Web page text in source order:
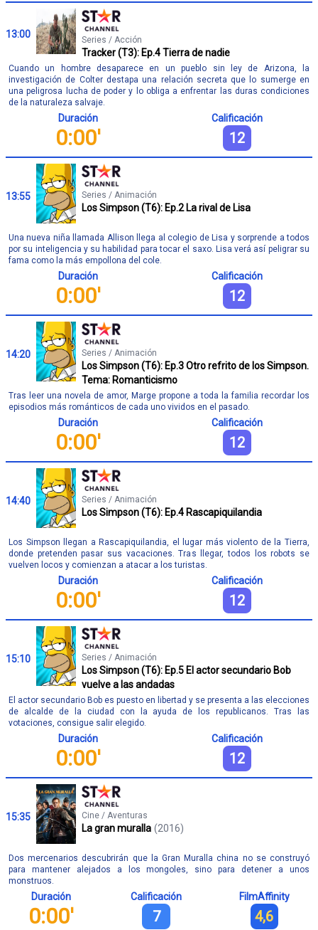
13:00 Series / Acción
Tracker (T3): Ep.4 Tierra de nadie
Cuando un hombre desaparece en un pueblo sin ley de Arizona, la
investigación de Colter destapa una relación secreta que lo sumerge en
una peligrosa lucha de poder y lo obliga a enfrentar las duras condiciones
de la naturaleza salvaje.
Duración
0:00'
Calificación
12
13:55 Series / Animación
Los Simpson (T6): Ep.2 La rival de Lisa
Una nueva niña llamada Allison llega al colegio de Lisa y sorprende a todos
por su inteligencia y su habilidad para tocar el saxo. Lisa verá así peligrar su
fama como la más empollona del cole.
Duración
0:00'
Calificación
12
14:20 Series / Animación
Los Simpson (T6): Ep.3 Otro refrito de los Simpson.
Tema: Romanticismo
Tras leer una novela de amor, Marge propone a toda la familia recordar los
episodios más románticos de cada uno vividos en el pasado.
Duración
0:00'
Calificación
12
14:40 Series / Animación
Los Simpson (T6): Ep.4 Rascapiquilandia
Los Simpson llegan a Rascapiquilandia, el lugar más violento de la Tierra,
donde pretenden pasar sus vacaciones. Tras llegar, todos los robots se
vuelven locos y comienzan a atacar a los turistas.
Duración
0:00'
Calificación
12
15:10 Series / Animación
Los Simpson (T6): Ep.5 El actor secundario Bob
vuelve a las andadas
El actor secundario Bob es puesto en libertad y se presenta a las elecciones
de alcalde de la ciudad con la ayuda de los republicanos. Tras las
votaciones, consigue salir elegido.
Duración
0:00'
Calificación
12
15:35 Cine / Aventuras
La gran muralla (2016)
Dos mercenarios descubrirán que la Gran Muralla china no se construyó
para mantener alejados a los mongoles, sino para detener a unos
monstruos.
Duración
0:00'
Calificación
7
FilmAffinity
4,6